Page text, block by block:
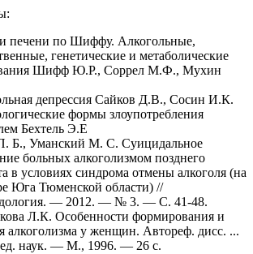
печени по Шиффу. Алкогольные,
генетические и метаболические
Шифф Ю.Р., Соррел М.Ф., Мухин
депрессия Сайков Д.В., Сосин И.К.
формы злоупотребления
Бехтель Э.Е
Б., Уманский М. С. Суицидальное
больных алкоголизмом позднего
в условиях синдрома отмены алкоголя (на
Юга Тюменской области) //
— 2012. — № 3. — С. 41-48.
Л.К. Особенности формирования и
алкоголизма у женщин. Автореф. дисс. ...
наук. — М., 1996. — 26 с.